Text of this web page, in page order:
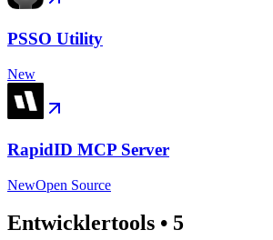
PSSO Utility
New
RapidID MCP Server
NewOpen Source
Entwicklertools • 5